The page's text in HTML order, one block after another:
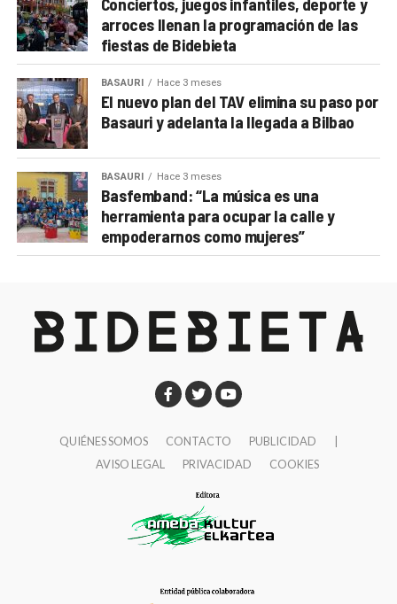
Conciertos, juegos infantiles, deporte y
arroces llenan la programación de las
fiestas de Bidebieta
BASAURI Hace 3 meses
El nuevo plan del TAV elimina su paso por
Basauri y adelanta la llegada a Bilbao
BASAURI Hace 3 meses
Basfemband: “La música es una
herramienta para ocupar la calle y
empoderarnos como mujeres”
QUIÉNES SOMOS CONTACTO PUBLICIDAD
AVISO LEGAL
PRIVACIDAD COOKIES